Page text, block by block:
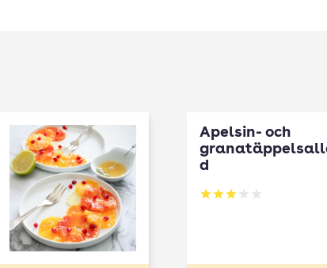
Apelsin- och
d
Betyg: 3 av 5